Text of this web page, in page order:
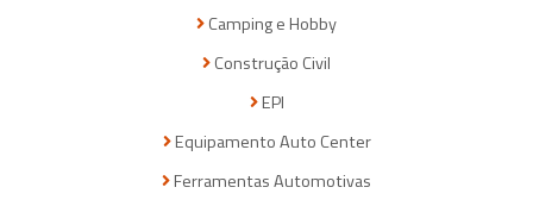
Camping e Hobby
Construção Civil
EPI
Equipamento Auto Center
Ferramentas Automotivas